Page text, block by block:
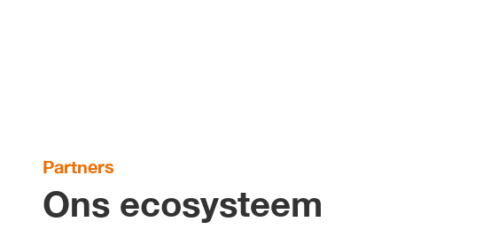
Partners
Ons ecosysteem